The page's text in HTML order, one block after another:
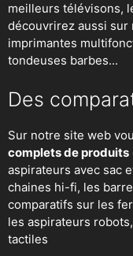
meilleurs télévisons,
découvrirez aussi
imprimantes
tondeuses barbes...
Des
Sur notre site web
complets de produits
aspirateurs avec sac
chaines hi-fi, les
comparatifs sur les
les aspirateurs robots
tactiles